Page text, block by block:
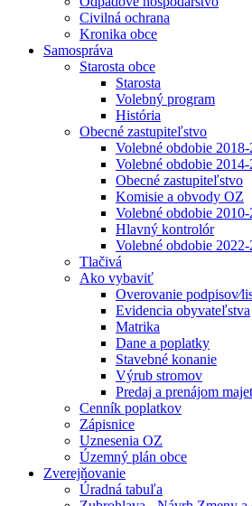
Civilná ochrana
Kronika obce
Samospráva
Starosta obce
Starosta
Volebný program
História
Obecné zastupiteľstvo
Volebné obdobie 2018-
Volebné obdobie
Obecné zastupiteľstvo
Komisie a obvody OZ
Volebné obdobie
Hlavný kontrolór
Volebné obdobie
Tlačivá
Ako vybaviť
Overovanie
Evidencia obyvateľstva
Matrika
Dane a poplatky
Stavebné konanie
Výrub stromov
Predaj a prenájom
Cenník poplatkov
Zápisnice
Uznesenia OZ
Územný plán obce
Zverejňovanie
Úradná tabuľa